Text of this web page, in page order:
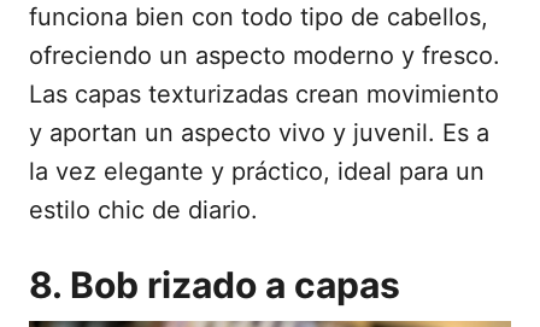
funciona bien con todo tipo de cabellos,
ofreciendo un aspecto moderno y fresco.
Las capas texturizadas crean movimiento
y aportan un aspecto vivo y juvenil. Es a
la vez elegante y práctico, ideal para un
estilo chic de diario.
8. Bob rizado a capas